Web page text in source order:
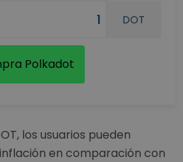
DOT
Polkadot
los usuarios pueden
en comparación con